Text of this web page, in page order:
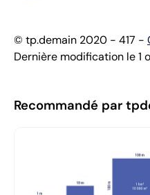
© tp.demain 2020 - 417 -
Dernière modification le 1
Recommandé par